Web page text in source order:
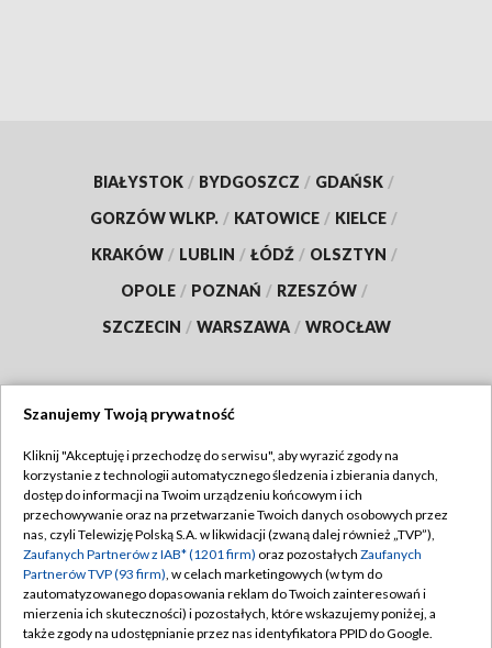
BIAŁYSTOK / BYDGOSZCZ / GDAŃSK /
GORZÓW WLKP. / KATOWICE / KIELCE /
KRAKÓW / LUBLIN / ŁÓDŹ / OLSZTYN /
OPOLE / POZNAŃ / RZESZÓW /
SZCZECIN / WARSZAWA / WROCŁAW
TVP
Abonament TVP
Emisja w TVP
Centrum informacji TVP
Naziemna Telewizja Cyfrowa
Regulamin TVP
Polityka prywatności
Moje zgody
Pomoc
Szanujemy Twoją prywatność
Kliknij "Akceptuję i przechodzę do serwisu", aby wyrazić zgody na
korzystanie z technologii automatycznego śledzenia i zbierania danych,
dostęp do informacji na Twoim urządzeniu końcowym i ich
przechowywanie oraz na przetwarzanie Twoich danych osobowych przez
nas, czyli Telewizję Polską S.A. w likwidacji (zwaną dalej również „TVP”),
Zaufanych Partnerów z IAB* (1201 firm) oraz pozostałych Zaufanych
Partnerów TVP (93 firm), w celach marketingowych (w tym do
zautomatyzowanego dopasowania reklam do Twoich zainteresowań i
mierzenia ich skuteczności) i pozostałych, które wskazujemy poniżej, a
także zgody na udostępnianie przez nas identyfikatora PPID do Google.